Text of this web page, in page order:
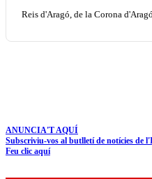
Reis d'Aragó, de la Corona
ANUNCIA'T AQUÍ
Subscriviu-vos al butlletí de notícies de
Feu clic aquí